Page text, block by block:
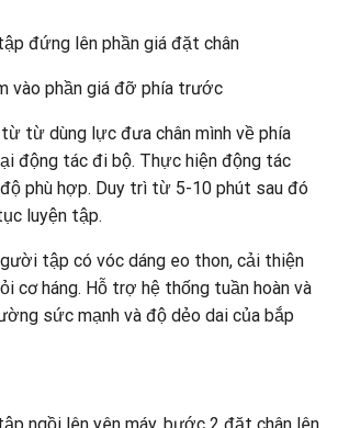
đứng lên phần giá đặt chân
vào phần giá đỡ phía trước
từ dùng lực đưa chân mình về phía
động tác đi bộ. Thực hiện động tác
phù hợp. Duy trì từ 5-10 phút sau đó
luyện tập.
tập có vóc dáng eo thon, cải thiện
cơ háng. Hỗ trợ hệ thống tuần hoàn và
sức mạnh và độ dẻo dai của bắp